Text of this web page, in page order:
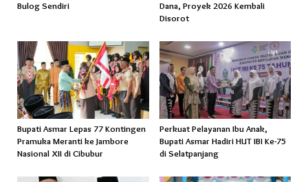
Bulog Sendiri
Dana, Proyek 2026 Kembali
Disorot
Bupati Asmar Lepas 77 Kontingen
Pramuka Meranti ke Jambore
Nasional XII di Cibubur
Perkuat Pelayanan Ibu Anak,
Bupati Asmar Hadiri HUT IBI Ke-75
di Selatpanjang